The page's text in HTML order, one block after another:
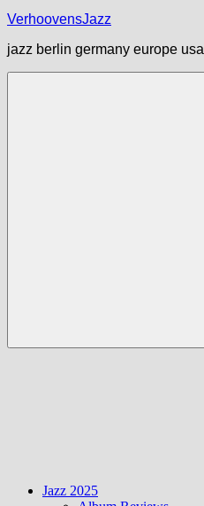
VerhoovensJazz
jazz berlin germany europe usa
Jazz 2025